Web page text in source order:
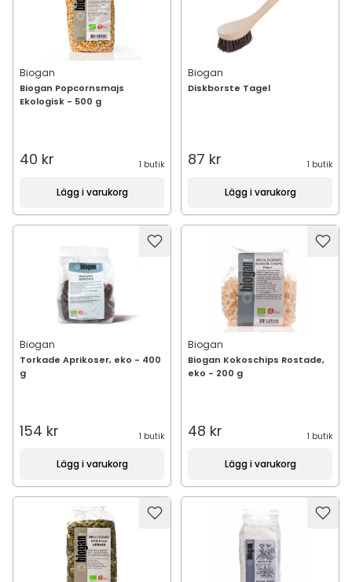
Biogan
Biogan Popcornsmajs
Ekologisk - 500 g
40 kr 1 butik
Lägg i varukorg
Biogan
Diskborste Tagel
87 kr 1 butik
Lägg i varukorg
Biogan
Torkade Aprikoser, eko - 400
g
154 kr 1 butik
Lägg i varukorg
Biogan
Biogan Kokoschips Rostade,
eko - 200 g
48 kr 1 butik
Lägg i varukorg